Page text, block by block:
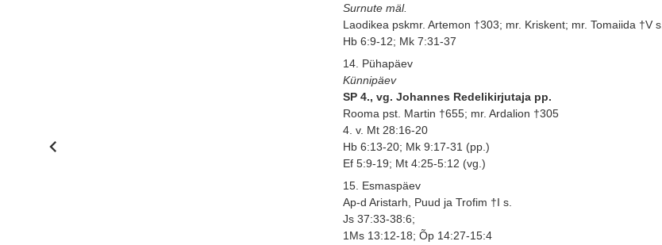
Surnute mäl.
Laodikea pskmr. Artemon †303; mr. Kriskent; mr. Tomaiida †V s.
Hb 6:9-12; Mk 7:31-37
14. Pühapäev
Künnipäev
SP 4., vg. Johannes Redelikirjutaja pp.
Rooma pst. Martin †655; mr. Ardalion †305
4. v. Mt 28:16-20
Hb 6:13-20; Mk 9:17-31 (pp.)
Ef 5:9-19; Mt 4:25-5:12 (vg.)
15. Esmaspäev
Ap-d Aristarh, Puud ja Trofim †I s.
Js 37:33-38:6;
1Ms 13:12-18; Õp 14:27-15:4